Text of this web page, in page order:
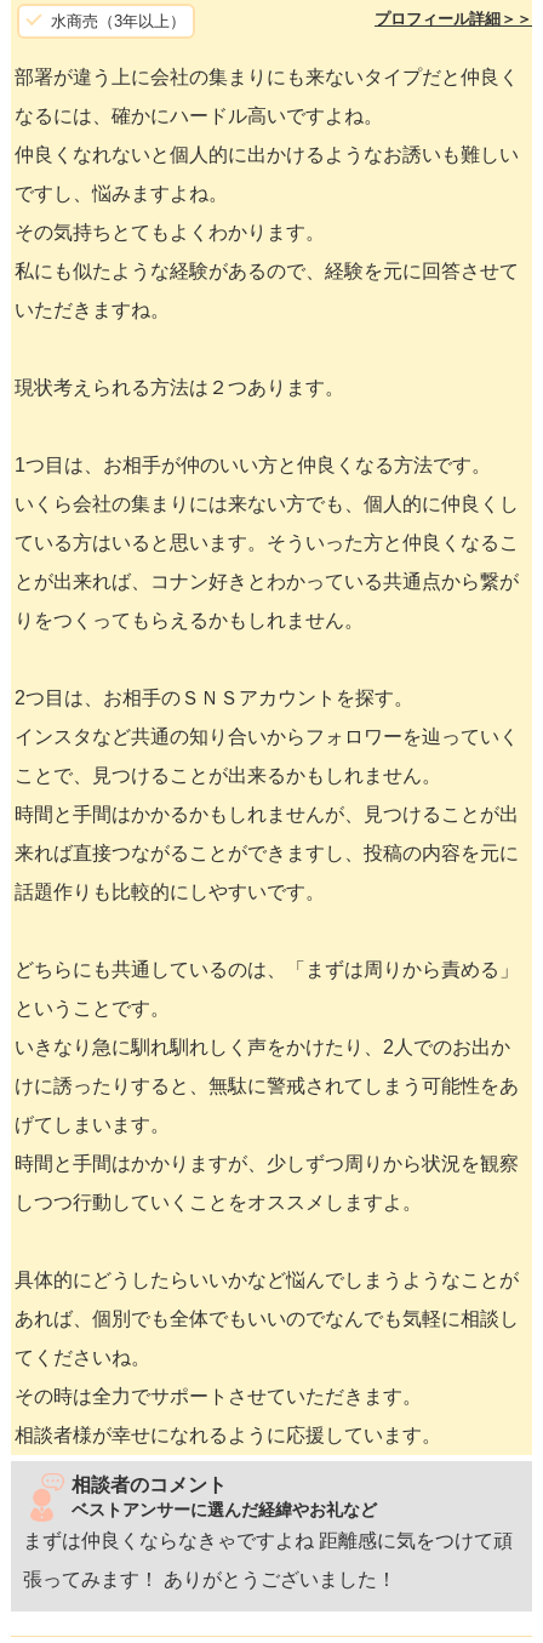
水商売（3年以上） プロフィール詳細＞＞
部署が違う上に会社の集まりにも来ないタイプだと仲良く
なるには、確かにハードル高いですよね。
仲良くなれないと個人的に出かけるようなお誘いも難しい
ですし、悩みますよね。
その気持ちとてもよくわかります。
私にも似たような経験があるので、経験を元に回答させて
いただきますね。
現状考えられる方法は２つあります。
1つ目は、お相手が仲のいい方と仲良くなる方法です。
いくら会社の集まりには来ない方でも、個人的に仲良くし
ている方はいると思います。そういった方と仲良くなるこ
とが出来れば、コナン好きとわかっている共通点から繋が
りをつくってもらえるかもしれません。
2つ目は、お相手のＳＮＳアカウントを探す。
インスタなど共通の知り合いからフォロワーを辿っていく
ことで、見つけることが出来るかもしれません。
時間と手間はかかるかもしれませんが、見つけることが出
来れば直接つながることができますし、投稿の内容を元に
話題作りも比較的にしやすいです。
どちらにも共通しているのは、「まずは周りから責める」
ということです。
いきなり急に馴れ馴れしく声をかけたり、2人でのお出か
けに誘ったりすると、無駄に警戒されてしまう可能性をあ
げてしまいます。
時間と手間はかかりますが、少しずつ周りから状況を観察
しつつ行動していくことをオススメしますよ。
具体的にどうしたらいいかなど悩んでしまうようなことが
あれば、個別でも全体でもいいのでなんでも気軽に相談し
てくださいね。
その時は全力でサポートさせていただきます。
相談者様が幸せになれるように応援しています。
相談者のコメント
ベストアンサーに選んだ経緯やお礼など
まずは仲良くならなきゃですよね 距離感に気をつけて頑
張ってみます！ ありがとうございました！